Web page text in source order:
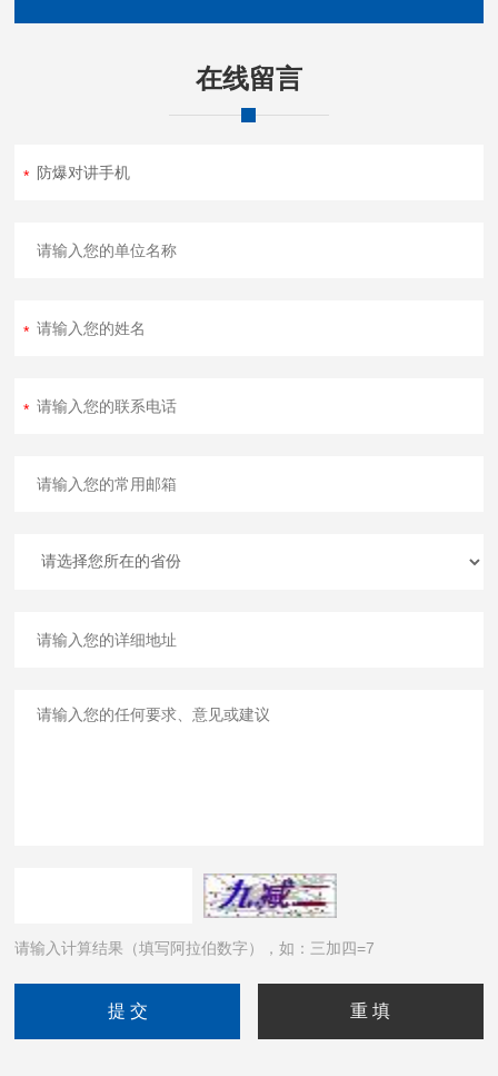
在线留言
请输入计算结果（填写阿拉伯数字），如：三加四=7